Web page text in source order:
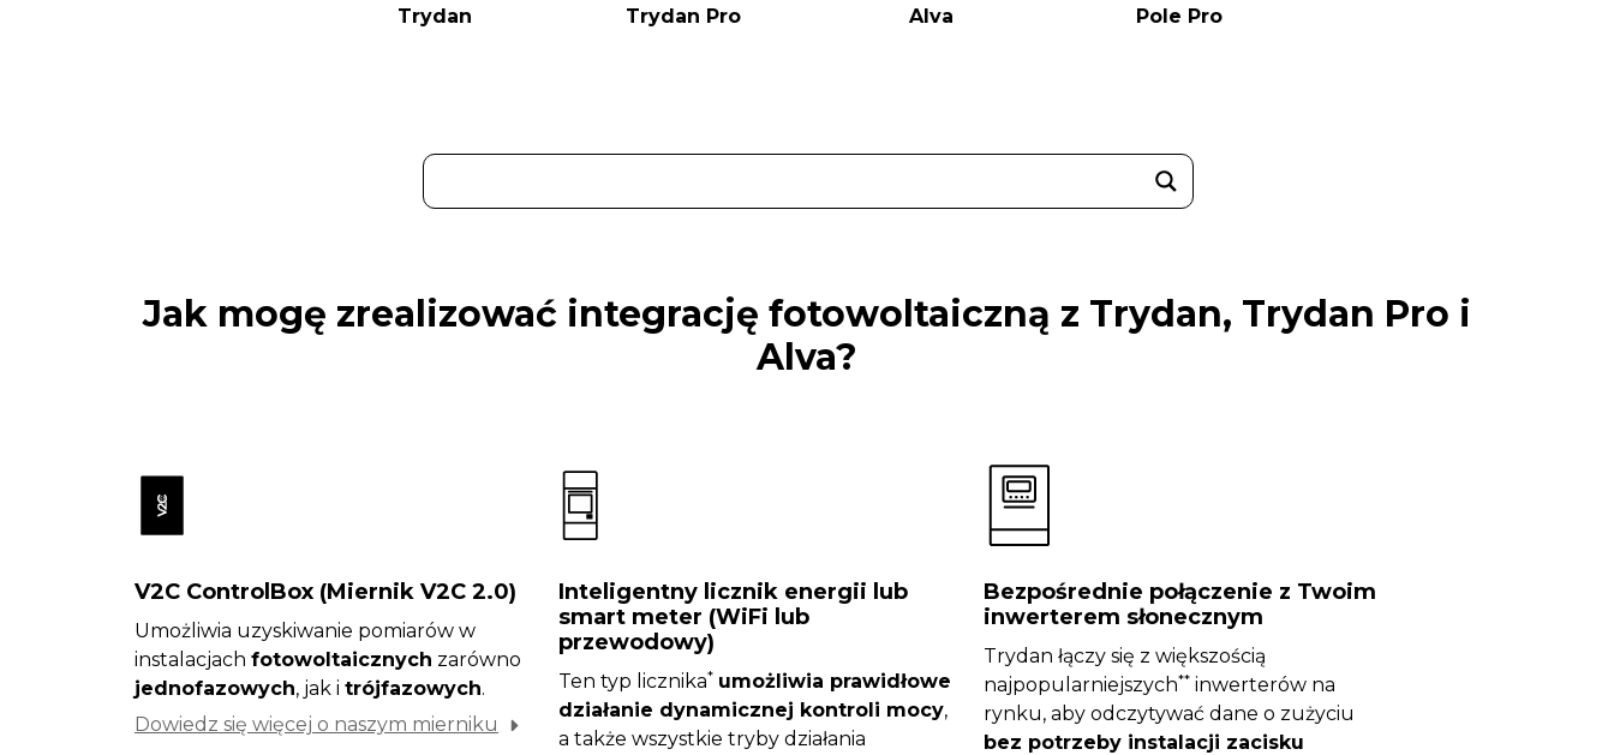
Trydan Trydan Pro Alva Pole Pro
Jak mogę zrealizować integrację fotowoltaiczną z Trydan, Trydan Pro i
Alva?
V2C ControlBox (Miernik V2C 2.0)
Umożliwia uzyskiwanie pomiarów w
instalacjach fotowoltaicznych zarówno
jednofazowych, jak i trójfazowych.
Dowiedz się więcej o naszym mierniku
Inteligentny licznik energii lub
smart meter (WiFi lub
przewodowy)
Ten typ licznika* umożliwia prawidłowe
działanie dynamicznej kontroli mocy,
a także wszystkie tryby działania
Bezpośrednie połączenie z Twoim
inwerterem słonecznym
Trydan łączy się z większością
najpopularniejszych**inwerterów na
rynku, aby odczytywać dane o zużyciu
bez potrzeby instalacji zacisku